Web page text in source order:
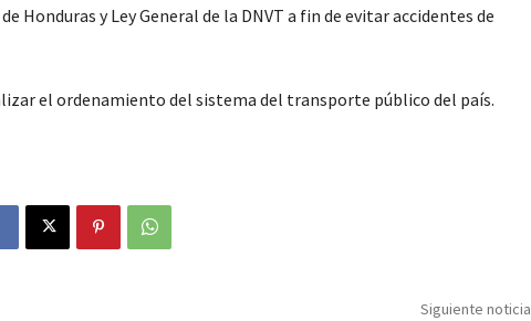
Honduras y Ley General de la DNVT a fin de evitar accidentes de
el ordenamiento del sistema del transporte público del país.
Siguiente noticia